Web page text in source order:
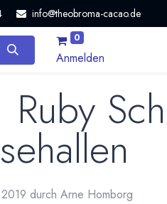
info@theobroma-cacao.de
0
Anmelden
Ruby
durch Arne Homborg